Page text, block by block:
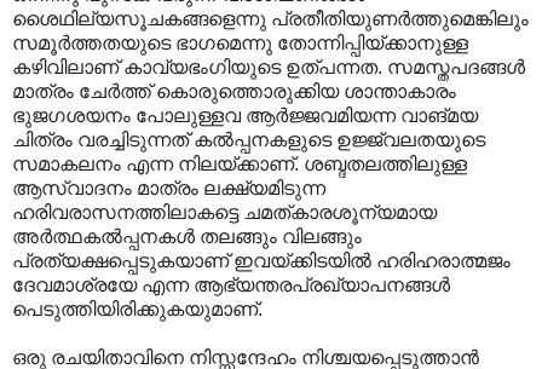
ശൈഥില്യസൂചകങ്ങളെന്നു പ്രതീതിയുണർത്തുമെങ്കിലും
സമൂർത്തതയുടെ ഭാഗമെന്നു തോന്നിപ്പിയ്ക്കാനുള്ള
കഴിവിലാണ് കാവ്യഭംഗിയുടെ ഉത്പന്നത. സമസ്തപദങ്ങൾ
മാത്രം ചേർത്ത് കൊരുത്തൊരുക്കിയ ശാന്താകാരം
ഭുജഗശയനം പോലുള്ളവ ആർജ്ജവമിയന്ന വാങ്മയ
ചിത്രം വരച്ചിടുന്നത് കൽ‌പ്പനകളുടെ ഉജ്ജ്വലതയുടെ
സമാകലനം എന്ന നിലയ്ക്കാണ്. ശബ്ദതലത്തിലുള്ള
ആസ്വാദനം മാത്രം ലക്ഷ്യമിടുന്ന
ഹരിവരാസനത്തിലാകട്ടെ ചമത്കാരശൂന്യമായ
അർത്ഥകൽ‌പ്പനകൾ തലങ്ങും വിലങ്ങും
പ്രത്യക്ഷപ്പെടുകയാണ് ഇവയ്ക്കിടയിൽ ഹരിഹരാത്മജം
ദേവമാശ്രയേ എന്ന ആഭ്യന്തരപ്രഖ്യാപനങ്ങൾ
പെടുത്തിയിരിക്കുകയുമാണ്.
ഒരു രചയിതാവിനെ നിസ്സന്ദേഹം നിശ്ചയപ്പെടുത്താൻ